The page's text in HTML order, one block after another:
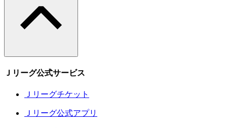
Ｊリーグ公式サービス
Ｊリーグチケット
Ｊリーグ公式アプリ